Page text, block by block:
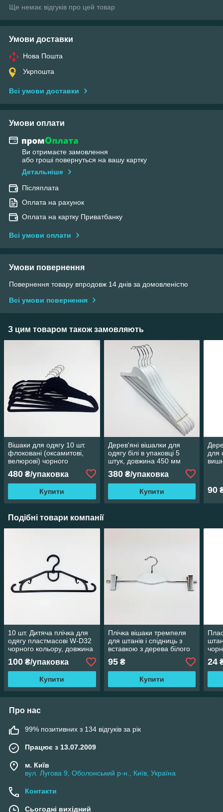
Ще немає відгуків про цей товар
Умови доставки
Нова Пошта
Укрпошта
Всі умови доставки
Умови оплати
Ви отримаєте замовлення
або гроші повернуться на вашу картку
Детальніше
Післяплата
Оплата на рахунок
Оплата на картку Приватбанку
Всі умови оплати
Умови повернення
Повернення товару впродовж 14 днів за домовленістю
Всі умови повернення
З цим товаром також замовляють
Вішаки для одягу 10 шт.
флоковані (оксамитові,
велюрові) чорного
кольору, довжина 410 мм
480 ₴/упаковка
Купити
Дерев'яні вішалки для
одягу білі в упаковці 5
штук, довжина 450 мм
380₴/упаковка
Купити
для
90
Подібні товари компанії
10 шт. Дитяча плічка для
одягу пластмасові W-D32
чорного кольору, довжина
320 мм
100 ₴/упаковка
Купити
Плічка вішаки тремпеля
для штанів і спідниць з
вставкою з дерева білого
кольору, довжина 350 мм
95₴
Купити
360
24
Про нас
99% позитивних з 134 відгуків за рік
Працює з 13.07.2009
м. Київ
вул. Лугова 9, Оболонський р-н., Київ, Україна
Контакти
Сьогодні вихідний